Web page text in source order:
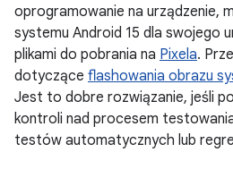
oprogramowanie na urządzenie,
systemu Android 15 dla swojego
plikami do pobrania na Pixela.
dotyczące flashowania obrazu
Jest to dobre rozwiązanie, jeśli
kontroli nad procesem
testów automatycznych lub